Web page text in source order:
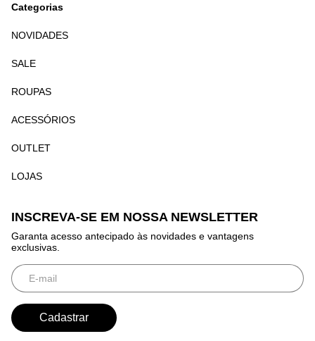
Categorias
NOVIDADES
SALE
ROUPAS
ACESSÓRIOS
OUTLET
LOJAS
INSCREVA-SE EM NOSSA NEWSLETTER
Garanta acesso antecipado às novidades e vantagens
exclusivas.